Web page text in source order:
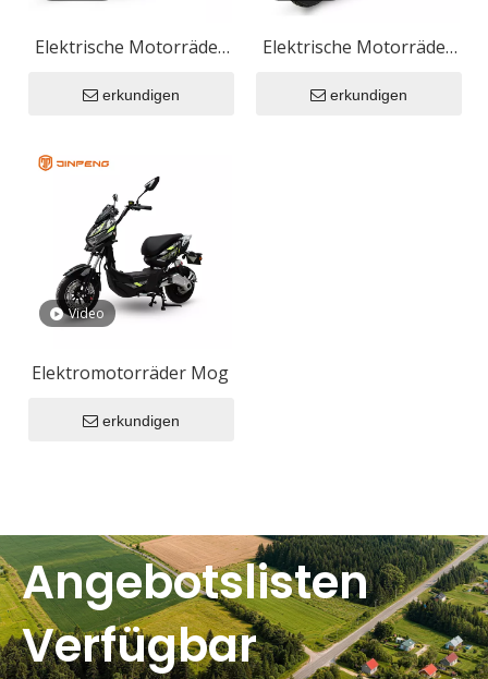
Elektrische Motorräder
erkundigen
Elektrische Motorräder
erkundigen
Video
Elektromotorräder Mog
erkundigen
Angebotslisten
Verfügbar